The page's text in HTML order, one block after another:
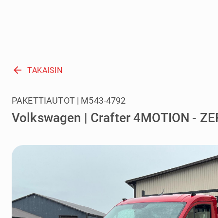
arrow_back TAKAISIN
Volkswagen | Crafter 4MOTION -
PAKETTIAUTOT | M543-4792